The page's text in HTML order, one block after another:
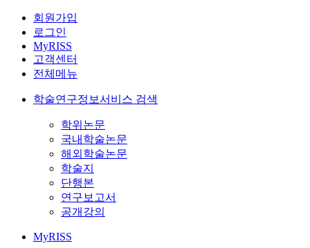
회원가입
로그인
MyRISS
고객센터
전체메뉴
학술연구정보서비스 검색
학위논문
국내학술논문
해외학술논문
학술지
단행본
연구보고서
공개강의
MyRISS